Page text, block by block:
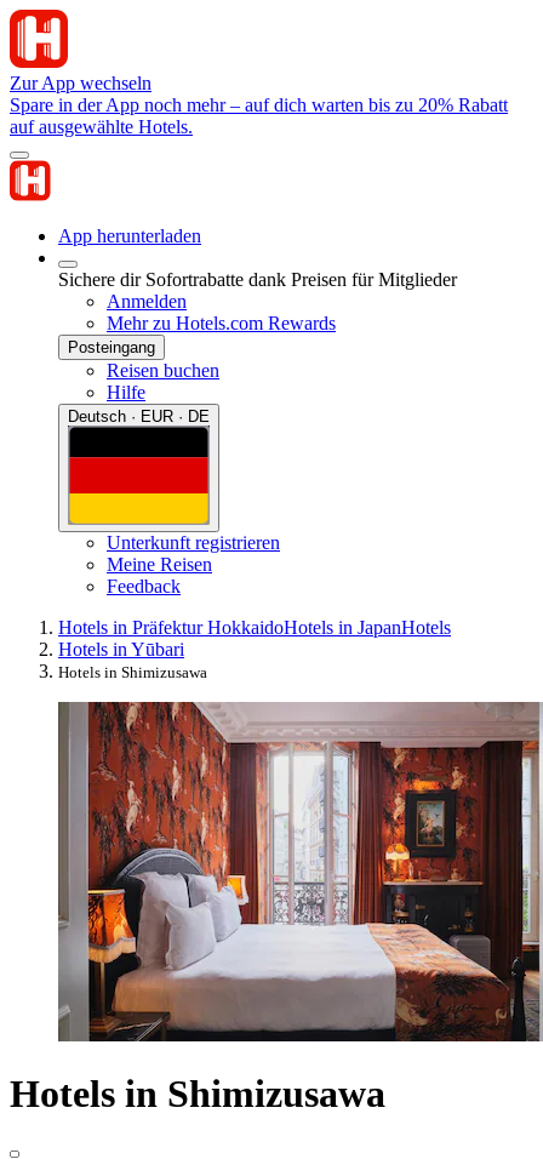
Zur App wechseln
Spare in der App noch mehr – auf dich warten bis zu 20% Rabatt
auf ausgewählte Hotels.
App herunterladen
Sichere dir Sofortrabatte dank Preisen für Mitglieder
Anmelden
Mehr zu Hotels.com Rewards
Posteingang
Reisen buchen
Hilfe
Deutsch · EUR · DE
Unterkunft registrieren
Meine Reisen
Feedback
Hotels in Präfektur HokkaidoHotels in JapanHotels
Hotels in Yūbari
Hotels in Shimizusawa
Hotels in Shimizusawa